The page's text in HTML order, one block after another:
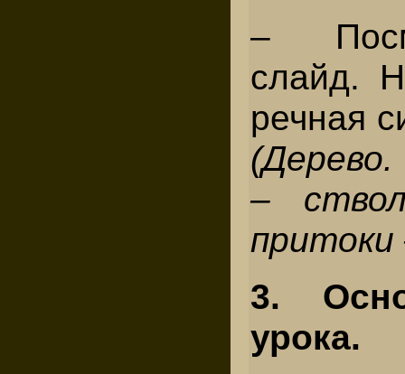
–
слайд.
речная
–
притоки
3.
урока.